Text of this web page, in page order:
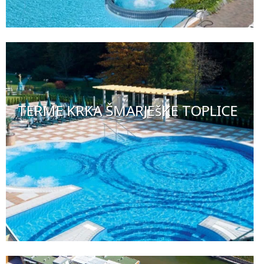
TERME KRKA ŠMARJEšKE TOPLICE